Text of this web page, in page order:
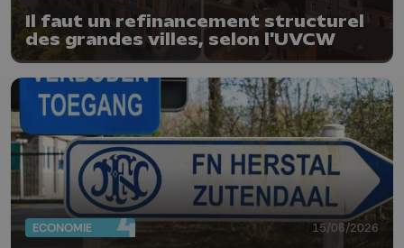
Il faut un refinancement structurel
des grandes villes, selon l'UVCW
ECONOMIE 15/06/2026